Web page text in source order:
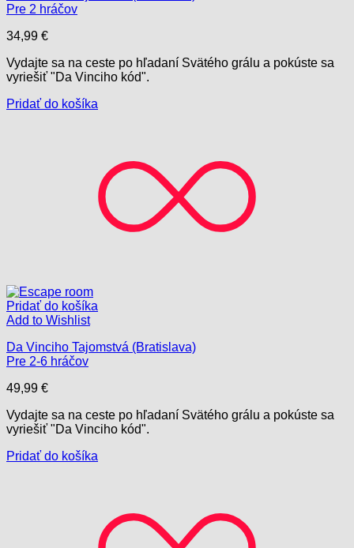
Pre 2 hráčov
34,99 €
Vydajte sa na ceste po hľadaní Svätého grálu a pokúste sa
vyriešiť "Da Vinciho kód".
Pridať do košíka
Pridať do košíka
Add to Wishlist
Da Vinciho Tajomstvá (Bratislava)
Pre 2-6 hráčov
49,99 €
Vydajte sa na ceste po hľadaní Svätého grálu a pokúste sa
vyriešiť "Da Vinciho kód".
Pridať do košíka